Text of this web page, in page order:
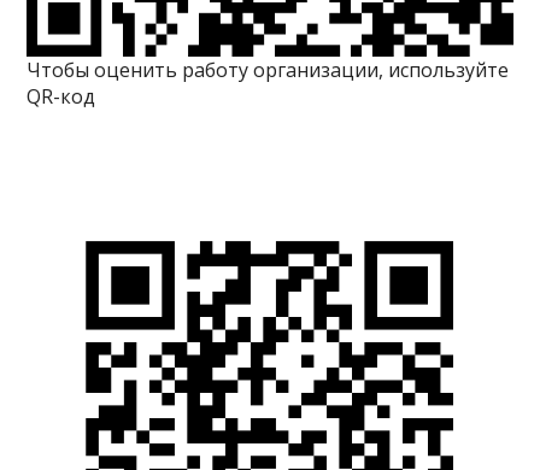
Чтобы оценить работу организации, используйте
QR-код